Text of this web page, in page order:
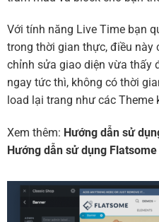
Với tính năng Live Time bạn
trong thời gian thực, điều này
chỉnh sửa giao diện vừa thấy
ngay tức thì, không có thời
load lại trang như các Theme
Xem thêm: Hướng dẫn sử
Hướng dẫn sử dụng